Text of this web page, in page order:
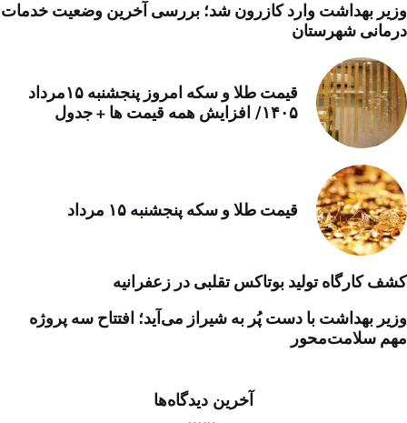
وزیر بهداشت وارد کازرون شد؛ بررسی آخرین وضعیت خدمات
درمانی شهرستان
قیمت طلا و سکه امروز پنجشنبه ۱۵مرداد
۱۴۰۵/ افزایش همه قیمت ها + جدول
قیمت طلا و سکه پنجشنبه ۱۵ مرداد
کشف کارگاه تولید بوتاکس تقلبی در زعفرانیه
وزیر بهداشت با دست پُر به شیراز می‌آید؛ افتتاح سه پروژه
مهم سلامت‌محور
آخرین دیدگاه‌ها